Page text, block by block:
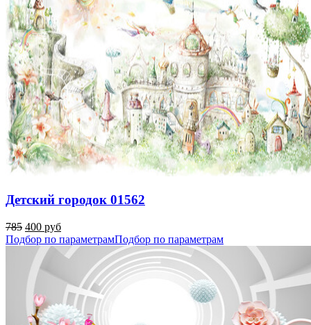
Детский городок 01562
785 400 руб
Подбор по параметрамПодбор по параметрам